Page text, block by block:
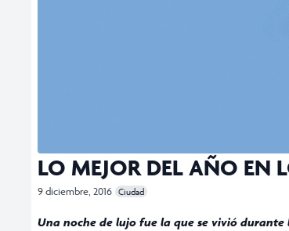
LO MEJOR DEL AÑO EN
9 diciembre, 2016 Ciudad
Una noche de lujo fue la que se vivió durante